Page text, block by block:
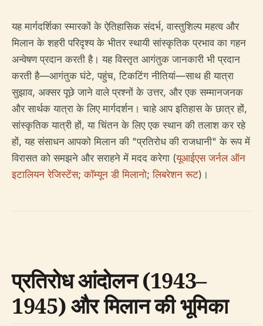
यह मार्गदर्शिका स्मारकों के ऐतिहासिक संदर्भ, वास्तुशिल्प महत्व और
मिलान के शहरी परिदृश्य के भीतर स्थायी सांस्कृतिक प्रभाव का गहन
अन्वेषण प्रदान करती है। यह विस्तृत आगंतुक जानकारी भी प्रदान
करती है—आगंतुक घंटे, पहुंच, टिकटिंग नीतियां—साथ ही यात्रा
सुझाव, अक्सर पूछे जाने वाले प्रश्नों के उत्तर, और एक सम्मानजनक
और सार्थक यात्रा के लिए मार्गदर्शन। चाहे आप इतिहास के छात्र हों,
सांस्कृतिक यात्री हों, या चिंतन के लिए एक स्थान की तलाश कर रहे
हों, यह संसाधन आपको मिलान की "प्रतिरोध की राजधानी" के रूप में
विरासत को समझने और सराहने में मदद करेगा (यूआईएस जर्नल ऑन
इटालियन रेजिस्टेंस;कॉम्यून डी मिलानो;लिबरेशन रूट)।
प्रतिरोध आंदोलन (1943–
1945) और मिलान की भूमिका